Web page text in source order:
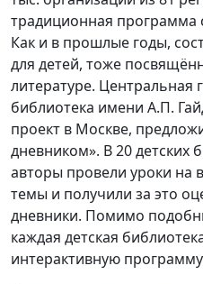
традиционная программа
Как и в прошлые годы,
для детей, тоже
литературе. Центральная
библиотека имени А.П.
проект в Москве,
дневником». В 20 детских
авторы провели уроки на
темы и получили за это
дневники. Помимо
каждая детская
интерактивную